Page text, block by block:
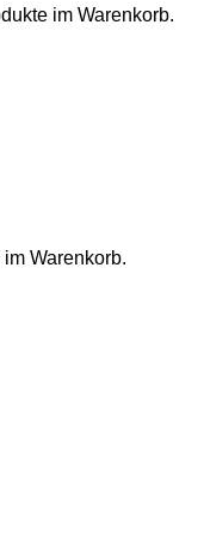
im Warenkorb.
Warenkorb.